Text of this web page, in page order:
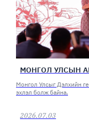
МОНГОЛ УЛСЫН
Монгол Улсыг Дэлхийн
эхлэл болж байна.
2026.07.03